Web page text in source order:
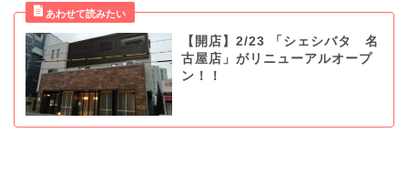
【開店】2/23 「シェシバタ 名
古屋店」がリニューアルオープ
ン！！